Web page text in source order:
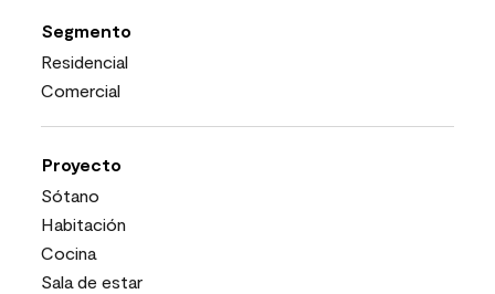
Segmento
Residencial
Comercial
Proyecto
Sótano
Habitación
Cocina
Sala de estar